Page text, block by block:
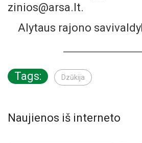
zinios@arsa.lt.
Alytaus rajono
Tags: Dzūkija
Naujienos iš interneto